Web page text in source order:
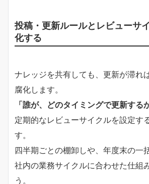
投稿・更新ルールとレビューサ
化する
ナレッジを共有しても、更新が滞れ
腐化します。
「誰が、どのタイミングで更新する
定期的なレビューサイクルを設定す
す。
四半期ごとの棚卸しや、年度末の一
社内の業務サイクルに合わせた仕組
う。